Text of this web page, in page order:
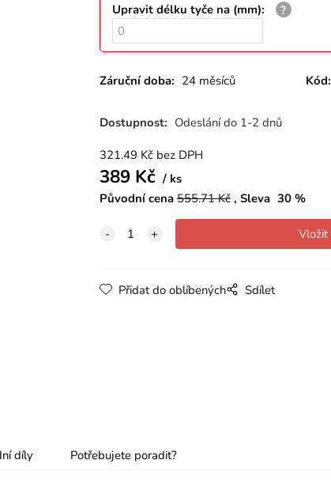
Upravit délku tyče na (mm):
Záruční doba: 24 měsíců Kód:
Dostupnost: Odeslání do 1-2 dnů
321.49 Kč bez DPH
389Kč
ks
Původní cena 555.71Kč Sleva 30%
Přidat do oblíbených Sdílet
díly Potřebujete poradit?